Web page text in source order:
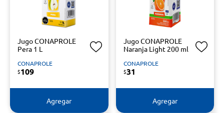
Jugo CONAPROLE
Pera 1 L
CONAPROLE
$109
Agregar
Jugo CONAPROLE
Naranja Light 200 ml
CONAPROLE
$31
Agregar